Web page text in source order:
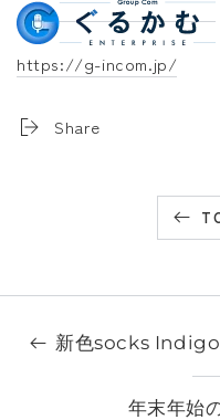
https://g-incom.jp/
Share
新色socks Indigo
年末年始